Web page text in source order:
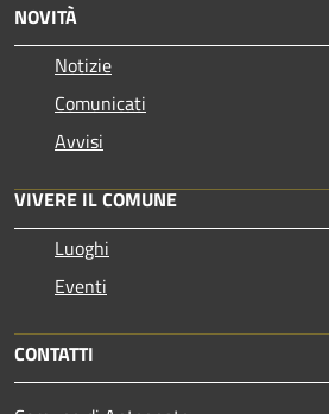
NOVITÀ
Notizie
Comunicati
Avvisi
VIVERE IL COMUNE
Luoghi
Eventi
CONTATTI